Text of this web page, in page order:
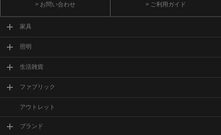
> お問い合わせ > ご利用ガイド
家具
照明
生活雑貨
ファブリック
アウトレット
ブランド